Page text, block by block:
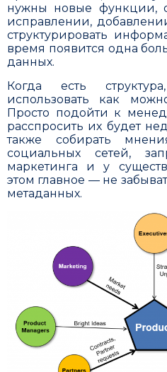
нужны новые функции,
исправлении,
структурировать
время появится одна
данных.
Когда есть
использовать как
Просто подойти к
расспросить их будет
также собирать
социальных сетей,
маркетинга и у
этом главное — не
метаданных.